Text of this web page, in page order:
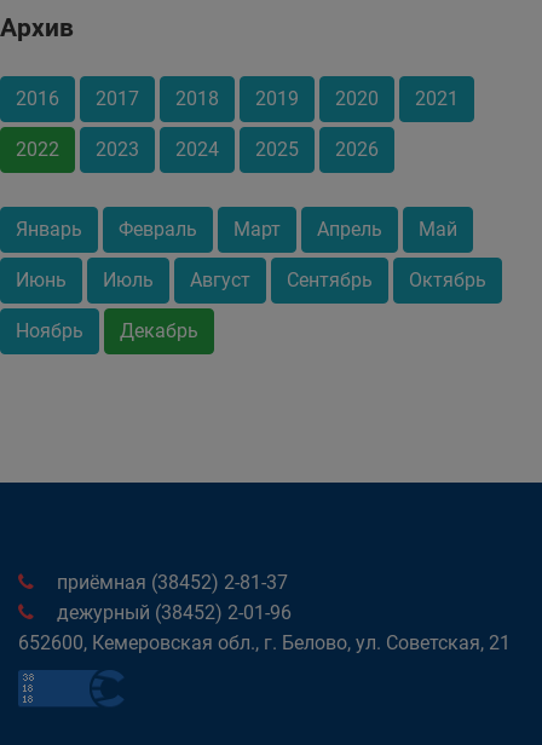
Архив
2016 2017 2018 2019 2020 2021
2022 2023 2024 2025 2026
Январь Февраль Март Апрель Май
Июнь Июль Август Сентябрь Октябрь
Ноябрь Декабрь
приёмная (38452) 2-81-37
дежурный (38452) 2-01-96
652600, Кемеровская обл., г. Белово, ул. Советская, 21